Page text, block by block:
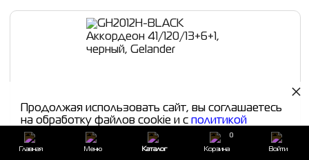
СРАВНИТЬ В ИЗБРАННОЕ
Продолжая использовать сайт, вы соглашаетесь
на обработку файлов cookie и с политикой
конфиденциальности
×
Главная Меню Каталог Корзина
0
Войти